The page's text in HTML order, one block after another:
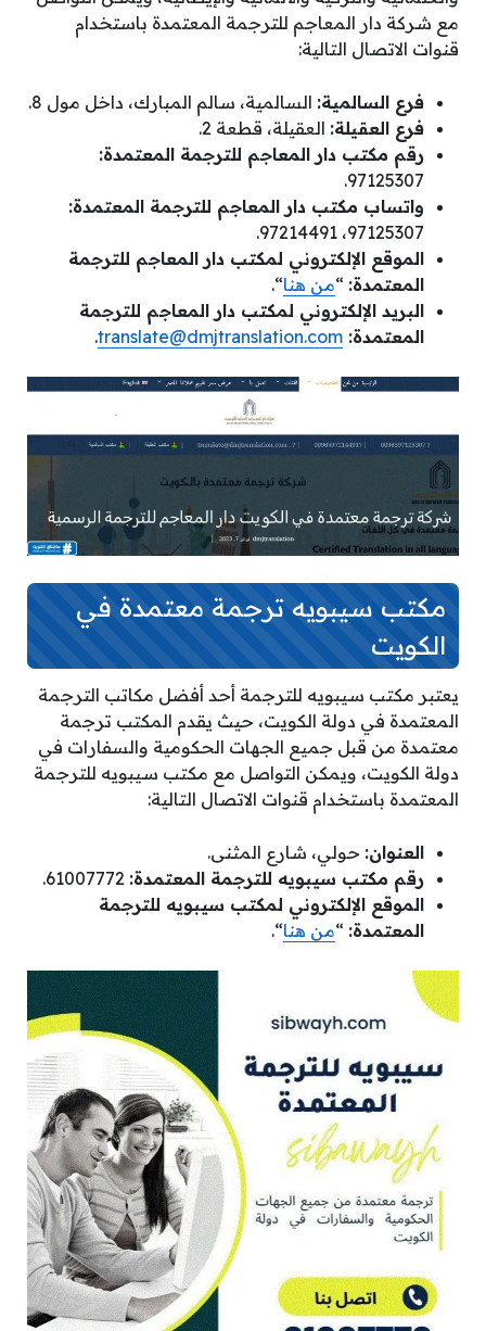
مع شركة دار المعاجم للترجمة المعتمدة باستخدام
قنوات الاتصال التالية:
فرع السالمية: السالمية، سالم المبارك، داخل مول 8.
فرع العقيلة: العقيلة، قطعة 2.
رقم مكتب دار المعاجم للترجمة المعتمدة:
97125307.
واتساب مكتب دار المعاجم للترجمة المعتمدة:
97125307، 97214491.
الموقع الإلكتروني لمكتب دار المعاجم للترجمة
المعتمدة: “من هنا“.
البريد الإلكتروني لمكتب دار المعاجم للترجمة
المعتمدة: translate@dmjtranslation.com
.
مكتب سيبويه ترجمة معتمدة في
الكويت
يعتبر مكتب سيبويه للترجمة أحد أفضل مكاتب الترجمة
المعتمدة في دولة الكويت، حيث يقدم المكتب ترجمة
معتمدة من قبل جميع الجهات الحكومية والسفارات في
دولة الكويت، ويمكن التواصل مع مكتب سيبويه للترجمة
المعتمدة باستخدام قنوات الاتصال التالية:
العنوان: حولي، شارع المثنى.
رقم مكتب سيبويه للترجمة المعتمدة:
الموقع الإلكتروني لمكتب سيبويه للترجمة
المعتمدة: “من هنا“.